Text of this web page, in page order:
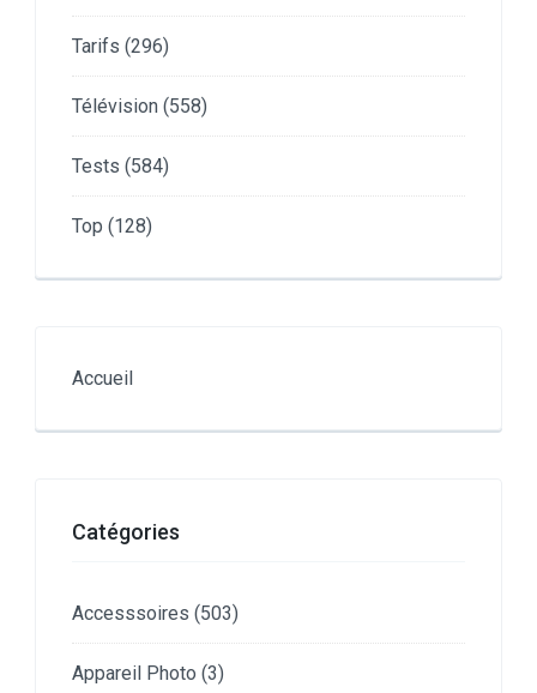
Tarifs (296)
Télévision (558)
Tests (584)
Top (128)
Accueil
Catégories
Accesssoires (503)
Appareil Photo (3)